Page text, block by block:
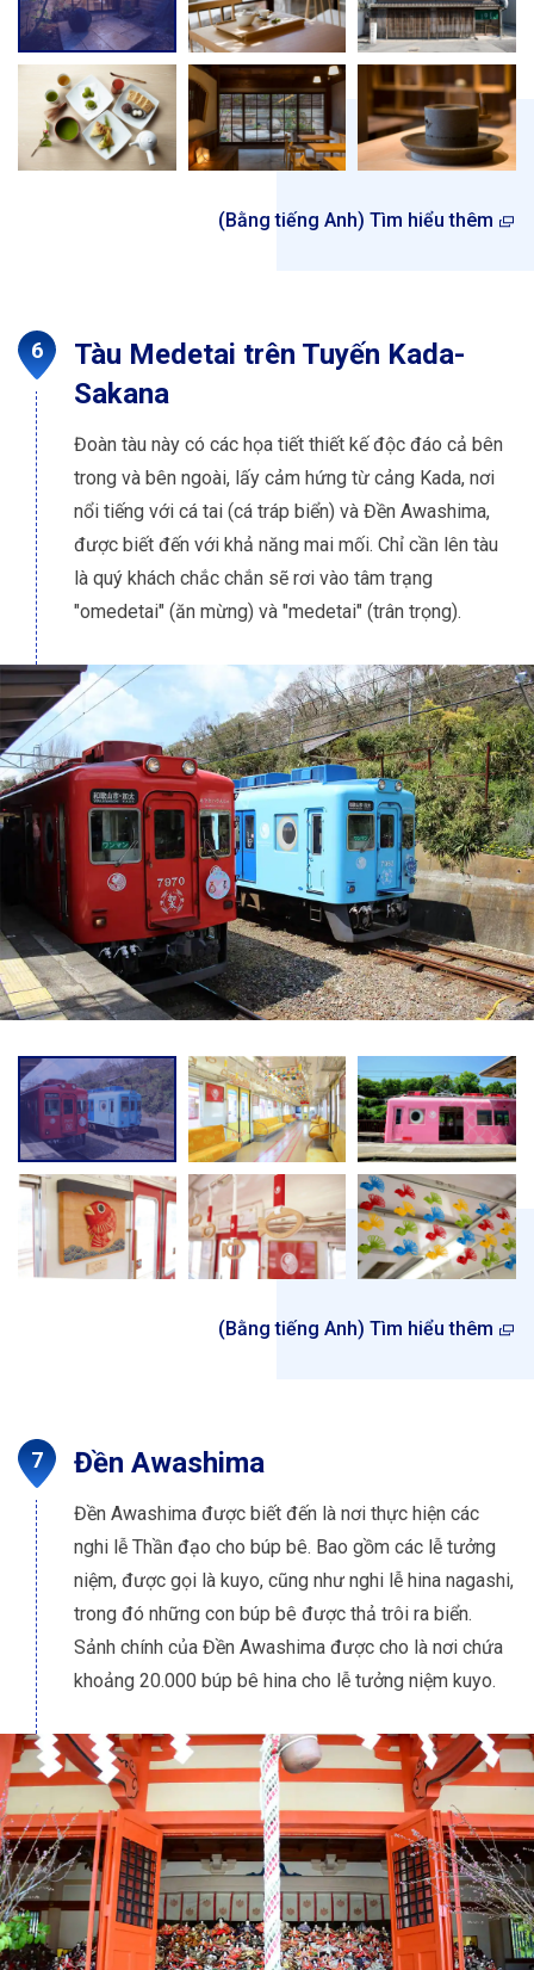
(Bằng tiếng Anh) Tìm hiểu thêm
Tàu Medetai trên Tuyến Kada-
Sakana
Đoàn tàu này có các họa tiết thiết kế độc đáo cả bên
trong và bên ngoài, lấy cảm hứng từ cảng Kada, nơi
nổi tiếng với cá tai (cá tráp biển) và Đền Awashima,
được biết đến với khả năng mai mối. Chỉ cần lên tàu
là quý khách chắc chắn sẽ rơi vào tâm trạng
"omedetai" (ăn mừng) và "medetai" (trân trọng).
(Bằng tiếng Anh) Tìm hiểu thêm
Đền Awashima
Đền Awashima được biết đến là nơi thực hiện các
nghi lễ Thần đạo cho búp bê. Bao gồm các lễ tưởng
niệm, được gọi là kuyo, cũng như nghi lễ hina nagashi,
trong đó những con búp bê được thả trôi ra biển.
Sảnh chính của Đền Awashima được cho là nơi chứa
khoảng 20.000 búp bê hina cho lễ tưởng niệm kuyo.